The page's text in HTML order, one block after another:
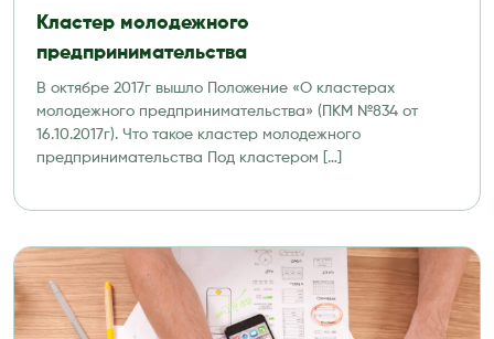
Кластер молодежного
предпринимательства
В октябре 2017г вышло Положение «О кластерах
молодежного предпринимательства» (ПКМ №834 от
16.10.2017г). Что такое кластер молодежного
предпринимательства Под кластером […]